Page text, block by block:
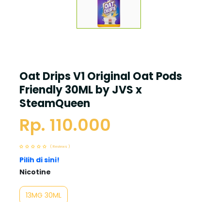
Oat Drips V1 Original Oat Pods
Friendly 30ML by JVS x
SteamQueen
Rp. 110.000
( Reviews )
Pilih di sini!
Nicotine
13MG 30ML